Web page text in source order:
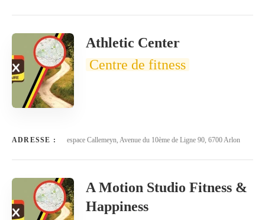
Athletic Center
Centre de fitness
ADRESSE : espace Callemeyn, Avenue du 10ème de Ligne 90, 6700 Arlon
A Motion Studio Fitness &
Happiness